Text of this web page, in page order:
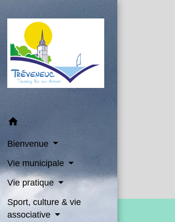
home
Bienvenue
Vie municipale
Vie pratique
Sport, culture & vie
associative